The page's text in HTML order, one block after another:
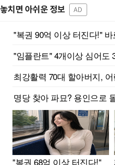
놓치면 아쉬운 정보 AD